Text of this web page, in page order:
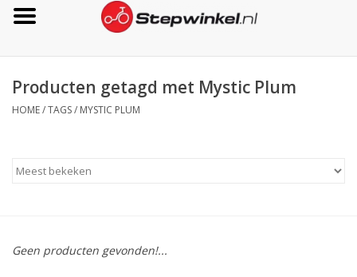
Accessoires
Steps huren of uitproberen
Producten getagd met Mystic Plum
HOME/TAGS/ MYSTIC PLUM
Geen producten gevonden!...